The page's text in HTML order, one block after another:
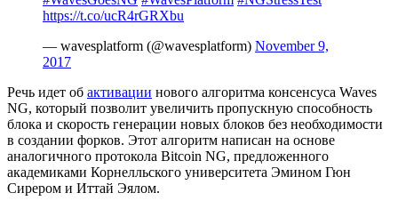
https://t.co/ucR4rGRXbu
— wavesplatform (@wavesplatform) November 9,
2017
Речь идет об активации нового алгоритма консенсуса Waves
NG, который позволит увеличить пропускную способность
блока и скорость генерации новых блоков без необходимости
в создании форков. Этот алгоритм написан на основе
аналогичного протокола Bitcoin NG, предложенного
академиками Корнелльского университета Эмином Гюн
Сирером и Иттай Эялом.